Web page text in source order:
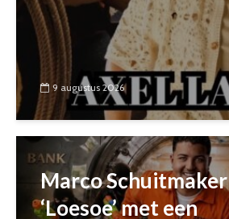
9 augustus 2026
Marco
‘Loesoe’ met een